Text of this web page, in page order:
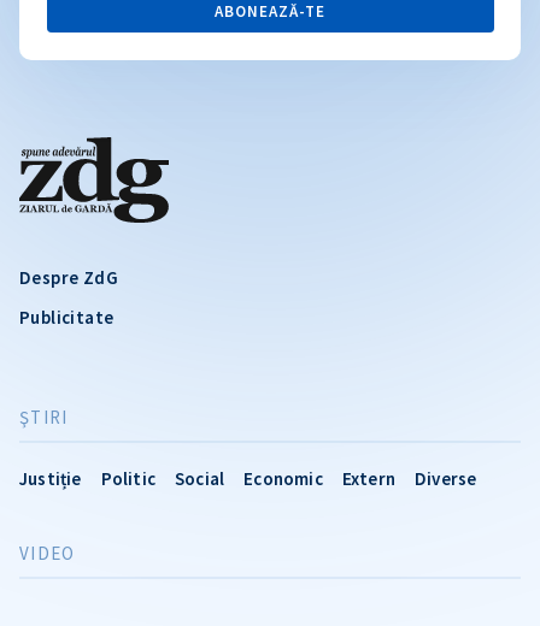
Despre ZdG
Publicitate
ŞTIRI
Justiție Politic Social Economic Extern Diverse
VIDEO
ABONEAZĂ-TE